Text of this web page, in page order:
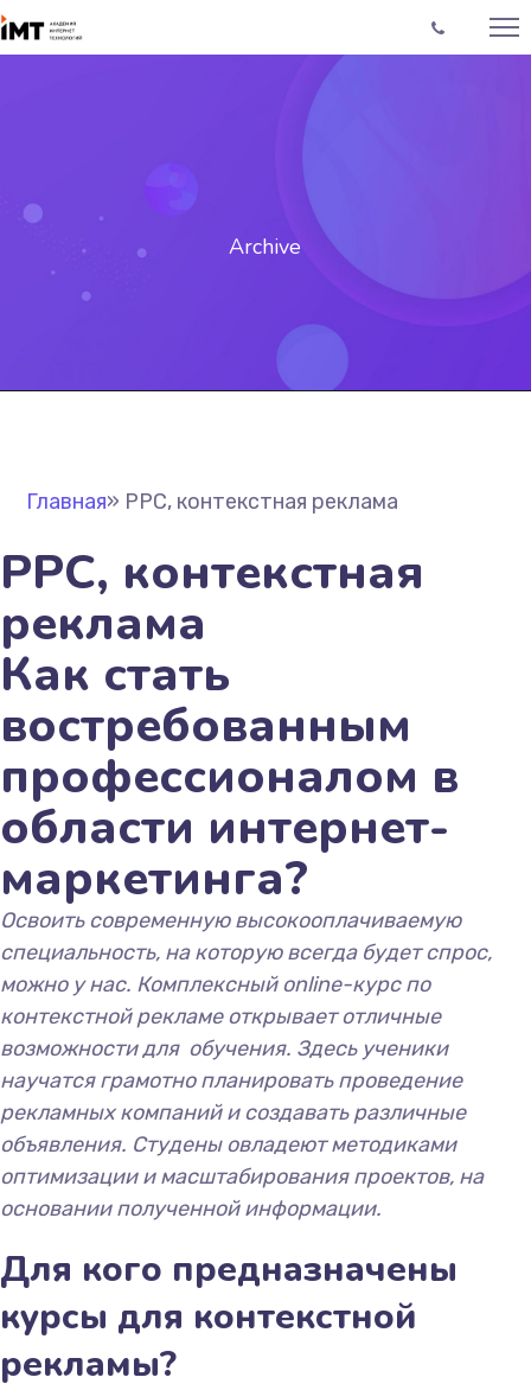
Archive
Главная» PPC, контекстная реклама
PPC, контекстная
реклама
Как стать
востребованным
профессионалом в
области интернет-
маркетинга?
Освоить современную высокооплачиваемую
специальность, на которую всегда будет спрос,
можно у нас. Комплексныйonline-курс по
контекстной рекламе открывает отличные
возможности для обучения. Здесь ученики
научатся грамотно планировать проведение
рекламных компаний и создавать различные
объявления. Студены овладеют методиками
оптимизации и масштабирования проектов, на
основании полученной информации.
Для кого предназначены
курсы для контекстной
рекламы?